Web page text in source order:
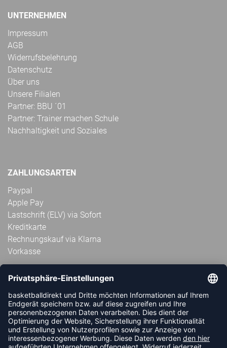
UNTERNEHMEN
Impressum
AGB
Widerrufsbelehrung
Datenschutz
Über uns
Unsere Filialen
Partner: BBU ´01
Partner: Trainer machen Schule
Nachhaltigkeit und Soziales
ZAHLUNGSARTEN
Paypal
Apple Pay
Lastschrift (ELV) via Sofort
Kreditkarte
Rechnungskauf via Klarna
Vorkasse
ABONNIERE JETZT DEN KOSTENLOSEN
HANDBALLDIREKT-NEWSLETTER UND VERPASSE KEINE
NEUIGKEIT ODER AKTION MEHR.
JETZT ANMELDEN